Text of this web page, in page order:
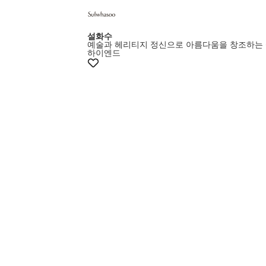
+5% 쿠폰
설화수
예술과 헤리티지 정신으로 아름다움을 창조하는
하이엔드